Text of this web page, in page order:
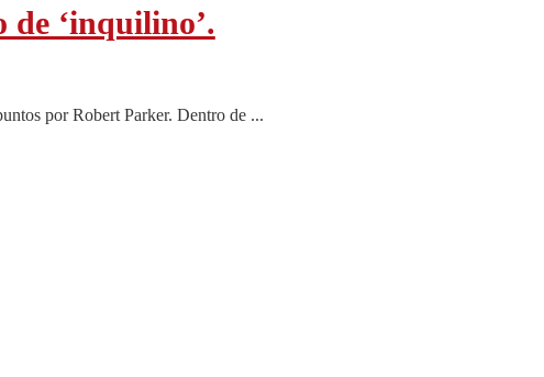
de ‘inquilino’.
por Robert Parker. Dentro de ...